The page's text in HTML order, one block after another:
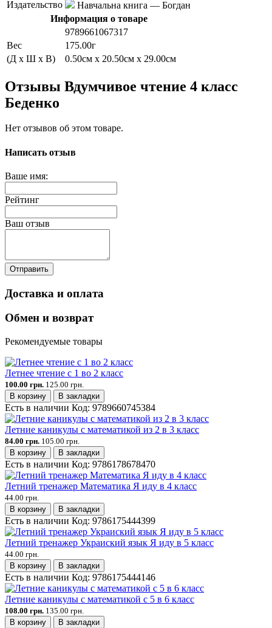
Издательство
Навчальна книга — Богдан
Информация о товаре
9789661067317
Вес
175.00г
(Д x Ш x В)
0.50см x 20.50см x 29.00см
Отзывы Вдумчивое чтение 4 класс
Беденко
Нет отзывов об этом товаре.
Написать отзыв
Ваше имя:
Рейтинг
Ваш отзыв
Отправить
Доставка и оплата
Обмен и возврат
Рекомендуемые товары
Летнее чтение с 1 во 2 класс
100.00 грн. 125.00 грн.
В корзину
В закладки
Есть в наличии Код: 9789660745384
Летние каникулы с математикой из 2 в 3 класс
84.00 грн. 105.00 грн.
В корзину
В закладки
Есть в наличии Код: 9786178678470
Летний тренажер Математика Я иду в 4 класс
44.00 грн.
В корзину
В закладки
Есть в наличии Код: 9786175444399
Летний тренажер Украиский язык Я иду в 5 класс
44.00 грн.
В корзину
В закладки
Есть в наличии Код: 9786175444146
Летние каникулы с математикой с 5 в 6 класс
108.00 грн. 135.00 грн.
В корзину
В закладки